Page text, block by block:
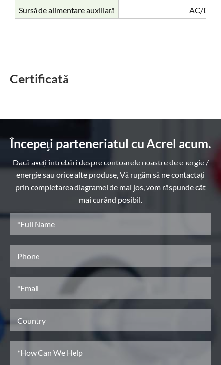
Sursă de alimentare auxiliară
AC/DC
Certificată
Începeţi parteneriatul cu Acrel acum.
Dacă aveți întrebări despre contoarele noastre de energie /
energie sau orice alte produse, Vă rugăm să ne contactați
prin completarea diagramei de mai jos, vom răspunde cât
mai curând posibil.